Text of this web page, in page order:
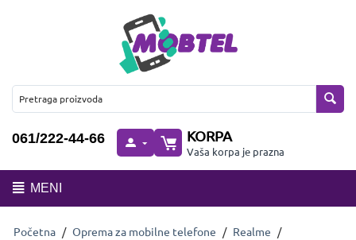
061/222-44-66 KORPA
Vaša korpa je prazna
MENI
Početna / Oprema za mobilne telefone / Realme /